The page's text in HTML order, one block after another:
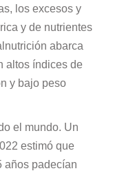
los excesos y
y de nutrientes
abarca
altos índices de
y bajo peso
el mundo. Un
estimó que
años padecían